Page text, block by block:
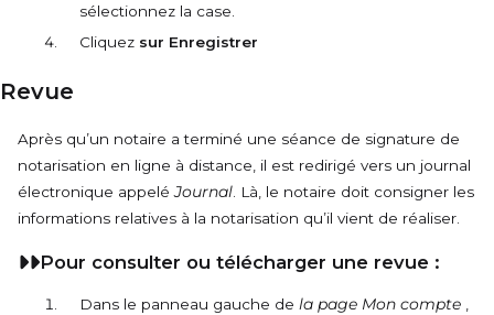
sélectionnez la case.
Cliquez sur Enregistrer
Revue
Après qu’un notaire a terminé une séance de signature de
notarisation en ligne à distance, il est redirigé vers un journal
électronique appeléJournal. Là, le notaire doit consigner les
informations relatives à la notarisation qu’il vient de réaliser.
Pour consulter ou télécharger une revue :
Dans le panneau gauche de la page Mon compte ,